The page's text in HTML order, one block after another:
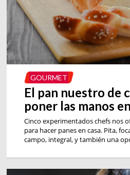
GOURMET
El pan nuestro de
poner las manos
Cinco experimentados chefs nos
para hacer panes en casa. Pita,
campo, integral, y también una